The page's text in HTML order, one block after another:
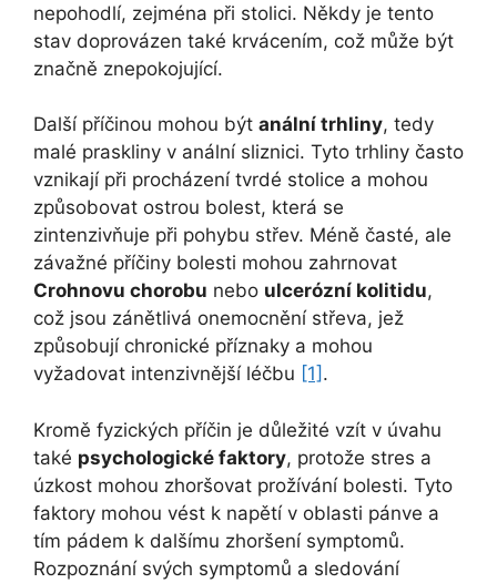
nepohodlí, zejména při stolici. Někdy je tento
stav doprovázen také krvácením, což může být
značně znepokojující.
Další příčinou mohou být anální trhliny, tedy
malé praskliny v anální sliznici. Tyto trhliny často
vznikají při procházení tvrdé stolice a mohou
způsobovat ostrou bolest, která se
zintenzivňuje při pohybu střev. Méně časté, ale
závažné příčiny bolesti mohou zahrnovat
Crohnovu chorobu nebo ulcerózní kolitidu,
což jsou zánětlivá onemocnění střeva, jež
způsobují chronické příznaky a mohou
vyžadovat intenzivnější léčbu [1] .
Kromě fyzických příčin je důležité vzít v úvahu
také psychologické faktory, protože stres a
úzkost mohou zhoršovat prožívání bolesti. Tyto
faktory mohou vést k napětí v oblasti pánve a
tím pádem k dalšímu zhoršení symptomů.
Rozpoznání svých symptomů a sledování